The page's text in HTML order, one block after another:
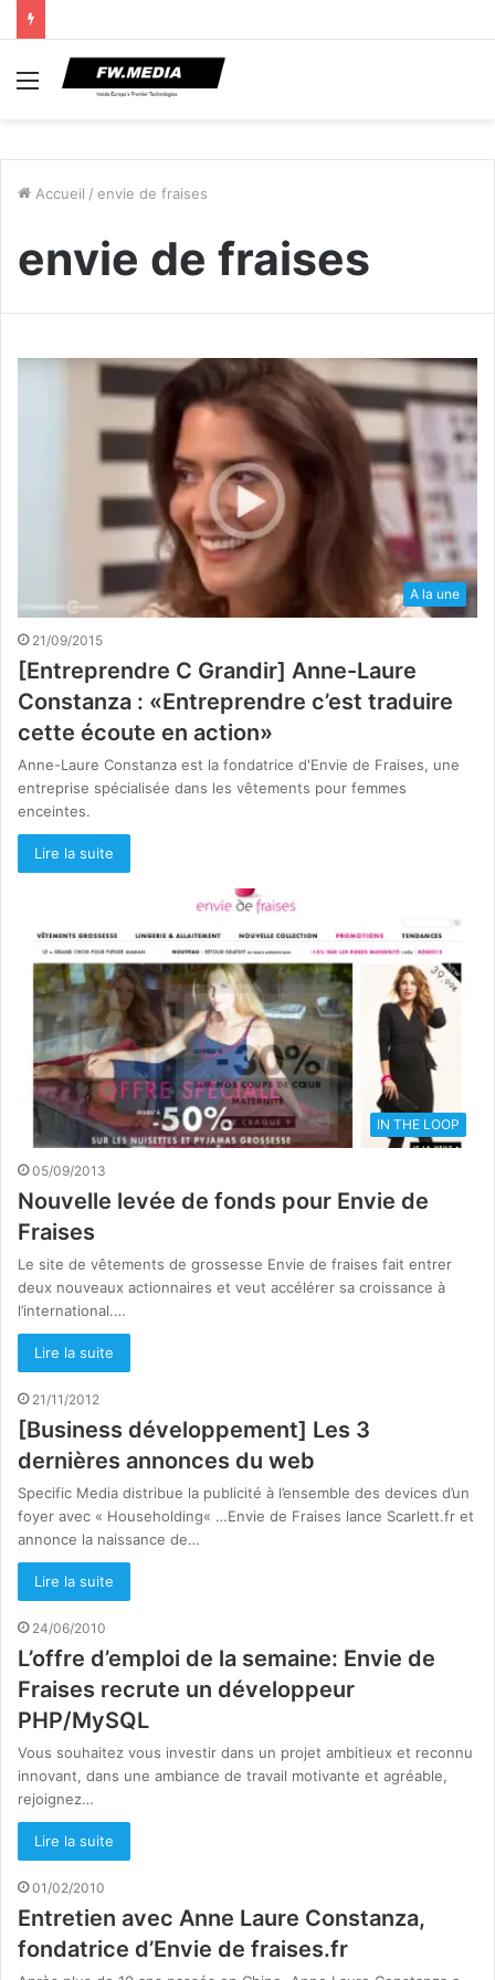
Menu
Accueil / envie de fraises
envie de fraises
A la une
21/09/2015
[Entreprendre C Grandir] Anne-Laure
Constanza : «Entreprendre c’est traduire
cette écoute en action»
Anne-Laure Constanza est la fondatrice d'Envie de Fraises, une
entreprise spécialisée dans les vêtements pour femmes
enceintes.
Lire la suite
IN THE LOOP
05/09/2013
Nouvelle levée de fonds pour Envie de
Fraises
Le site de vêtements de grossesse Envie de fraises fait entrer
deux nouveaux actionnaires et veut accélérer sa croissance à
l’international.…
Lire la suite
21/11/2012
[Business développement] Les 3
dernières annonces du web
Specific Media distribue la publicité à l’ensemble des devices d’un
foyer avec « Householding« …Envie de Fraises lance Scarlett.fr et
annonce la naissance de…
Lire la suite
24/06/2010
L’offre d’emploi de la semaine: Envie de
Fraises recrute un développeur
PHP/MySQL
Vous souhaitez vous investir dans un projet ambitieux et reconnu
innovant, dans une ambiance de travail motivante et agréable,
rejoignez…
Lire la suite
01/02/2010
Entretien avec Anne Laure Constanza,
fondatrice d’Envie de fraises.fr